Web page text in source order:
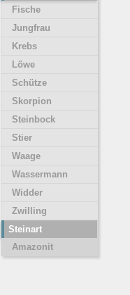
Fische
Jungfrau
Krebs
Löwe
Schütze
Skorpion
Steinbock
Stier
Waage
Wassermann
Widder
Zwilling
Steinart
Amazonit